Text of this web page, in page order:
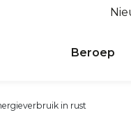
Beroep
in rust